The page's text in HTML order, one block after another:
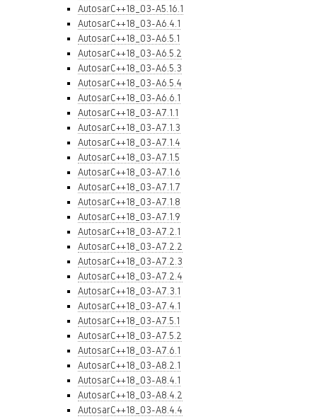
AutosarC++18_03-A5.16.1
AutosarC++18_03-A6.4.1
AutosarC++18_03-A6.5.1
AutosarC++18_03-A6.5.2
AutosarC++18_03-A6.5.3
AutosarC++18_03-A6.5.4
AutosarC++18_03-A6.6.1
AutosarC++18_03-A7.1.1
AutosarC++18_03-A7.1.3
AutosarC++18_03-A7.1.4
AutosarC++18_03-A7.1.5
AutosarC++18_03-A7.1.6
AutosarC++18_03-A7.1.7
AutosarC++18_03-A7.1.8
AutosarC++18_03-A7.1.9
AutosarC++18_03-A7.2.1
AutosarC++18_03-A7.2.2
AutosarC++18_03-A7.2.3
AutosarC++18_03-A7.2.4
AutosarC++18_03-A7.3.1
AutosarC++18_03-A7.4.1
AutosarC++18_03-A7.5.1
AutosarC++18_03-A7.5.2
AutosarC++18_03-A7.6.1
AutosarC++18_03-A8.2.1
AutosarC++18_03-A8.4.1
AutosarC++18_03-A8.4.2
AutosarC++18_03-A8.4.4